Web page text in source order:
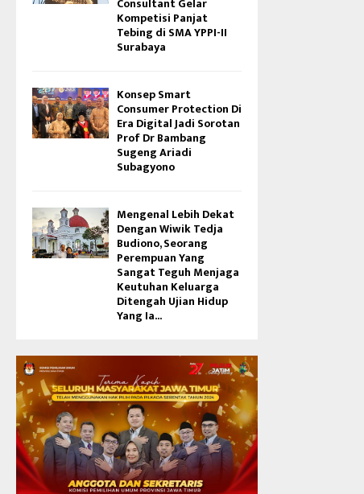
Kompetisi Panjat
Tebing di SMA YPPI-II
Surabaya
Konsep Smart
Consumer Protection Di
Era Digital Jadi Sorotan
Prof Dr Bambang
Sugeng Ariadi
Subagyono
Mengenal Lebih Dekat
Dengan Wiwik Tedja
Budiono, Seorang
Perempuan Yang
Sangat Teguh Menjaga
Keutuhan Keluarga
Ditengah Ujian Hidup
Yang Ia...